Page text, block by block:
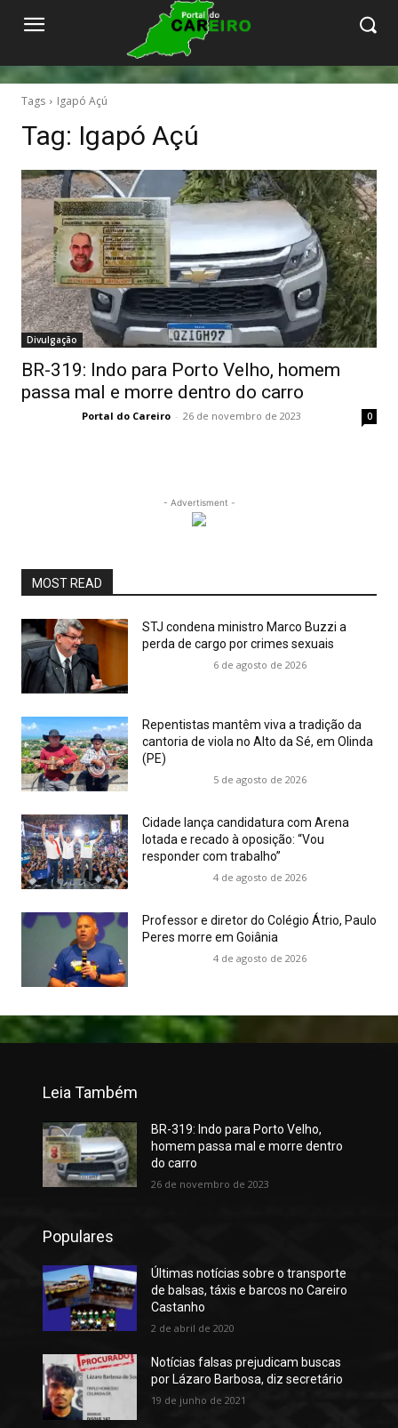
Tags Igapó Açú
Tag: Igapó Açú
Divulgação
BR-319: Indo para Porto Velho, homem
passa mal e morre dentro do carro
Portal do Careiro - 26 de novembro de 2023 0
- Advertisment -
MOST READ
STJ condena ministro Marco Buzzi a
perda de cargo por crimes sexuais
6 de agosto de 2026
Repentistas mantêm viva a tradição da
cantoria de viola no Alto da Sé, em Olinda
(PE)
5 de agosto de 2026
Cidade lança candidatura com Arena
lotada e recado à oposição: “Vou
responder com trabalho”
4 de agosto de 2026
Professor e diretor do Colégio Átrio, Paulo
Peres morre em Goiânia
4 de agosto de 2026
Leia Também
BR-319: Indo para Porto Velho,
homem passa mal e morre dentro
do carro
26 de novembro de 2023
Populares
Últimas notícias sobre o transporte
de balsas, táxis e barcos no Careiro
Castanho
2 de abril de 2020
Notícias falsas prejudicam buscas
por Lázaro Barbosa, diz secretário
19 de junho de 2021